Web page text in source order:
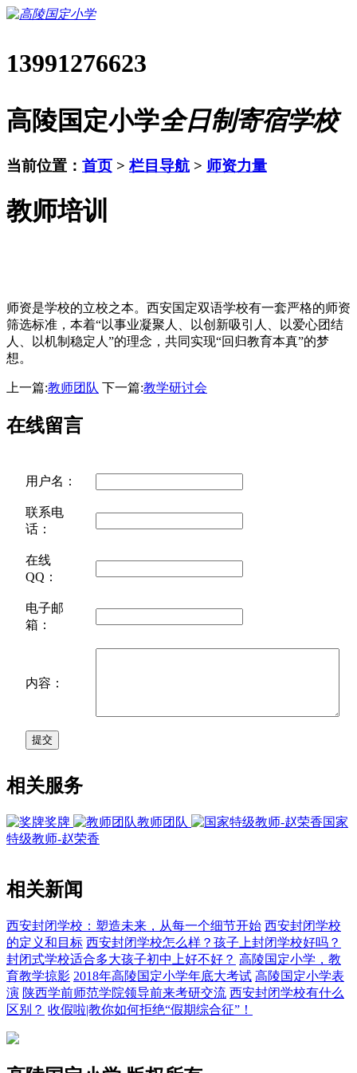
13991276623
高陵国定小学全日制寄宿学校
当前位置： 首页 >栏目导航 > 师资力量
教师培训
师资是学校的立校之本。西安国定双语学校有一套严格的师资
筛选标准，本着“以事业凝聚人、以创新吸引人、以爱心团结
人、以机制稳定人”的理念，共同实现“回归教育本真”的梦
想。
上一篇:教师团队 下一篇:教学研讨会
在线留言
用户名：
联系电
话：
在线
QQ：
电子邮
箱：
内容：
相关服务
奖牌 教师团队
国家
特级教师-赵荣香
相关新闻
西安封闭学校：塑造未来，从每一个细节开始 西安封闭学校
的定义和目标 西安封闭学校怎么样？孩子上封闭学校好吗？
封闭式学校适合多大孩子初中上好不好？ 高陵国定小学，教
育教学掠影 2018年高陵国定小学年底大考试 高陵国定小学表
演 陕西学前师范学院领导前来考研交流 西安封闭学校有什么
区别？ 收假啦|教你如何拒绝“假期综合征”！